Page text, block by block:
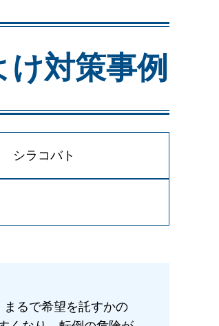
け対策事例
シラコバト
るで希望を託すかの